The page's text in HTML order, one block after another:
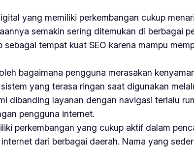
yang memiliki perkembangan cukup
semakin sering ditemukan di berbagai
tempat kuat SEO karena mampu
bagaimana pengguna merasakan
yang terasa ringan saat digunakan
dibanding layanan dengan navigasi terlalu
pengguna internet.
perkembangan yang cukup aktif dalam
dari berbagai daerah. Nama yang